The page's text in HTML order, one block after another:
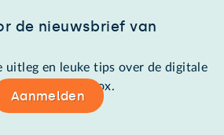
de nieuwsbrief van
uitleg en leuke tips over de digitale
in de mailbox.
Aanmelden